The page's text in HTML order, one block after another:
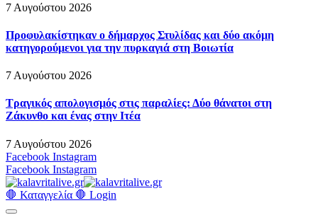
7 Αυγούστου 2026
Προφυλακίστηκαν ο δήμαρχος Στυλίδας και δύο ακόμη
κατηγορούμενοι για την πυρκαγιά στη Βοιωτία
7 Αυγούστου 2026
Τραγικός απολογισμός στις παραλίες: Δύο θάνατοι στη
Ζάκυνθο και ένας στην Ιτέα
7 Αυγούστου 2026
Facebook Instagram
Facebook Instagram
🛑 Καταγγελία 🛑 Login